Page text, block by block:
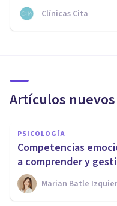
Clínicas Cita
Artículos nuevos
PSICOLOGÍA
Competencias
a comprender y
Marian Batle